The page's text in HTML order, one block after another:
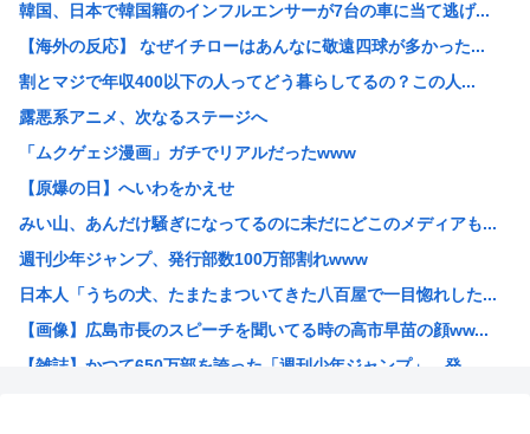
地球に落下する人工衛星のアルミニウムが大気に及ぼす影響を...
【朗報】みいちゃんと山田さん、大物漫画家たちから絶賛され...
【画像】ワイがBBA先輩から送られてきたライン、見るに耐...
【予算100万】 市長「特定外来生物クビアカは気持ち悪い...
日本の伝統文化『花火大会』、この5年で4分の1が消滅して...
職場の貸本の習慣が、本を大事にしないおばさんのせいで無く...
グラボ、国内価格4割値上げかwww
原爆投下81年
「おっちゃん女の子になってスクール水着を着たいねん」60...
警察官が60歳のおじいちゃんを射◯する動画が流出しやりす...
韓国、日本で韓国籍のインフルエンサーが7台の車に当て逃げ...
【海外の反応】 なぜイチローはあんなに敬遠四球が多かった...
割とマジで年収400以下の人ってどう暮らしてるの？この人...
露悪系アニメ、次なるステージへ
「ムクゲェジ漫画」ガチでリアルだったwww
【原爆の日】へいわをかえせ
みい山、あんだけ騒ぎになってるのに未だにどこのメディアも...
週刊少年ジャンプ、発行部数100万部割れwww
日本人「うちの犬、たまたまついてきた八百屋で一目惚れした...
【画像】広島市長のスピーチを聞いてる時の高市早苗の顔ww...
【雑誌】かつて650万部を誇った「週刊少年ジャンプ」、発...